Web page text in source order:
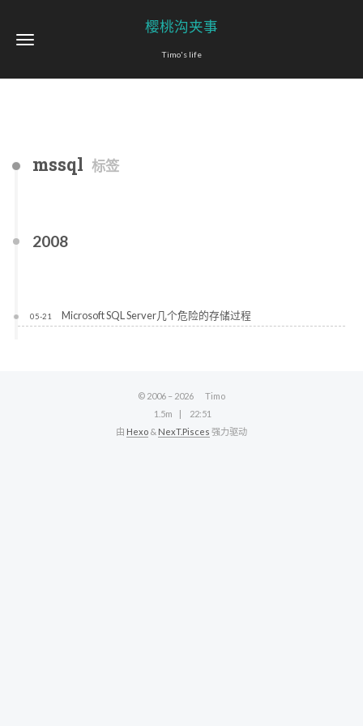
樱桃沟夹事
Timo's life
mssql 标签
2008
05-21 Microsoft SQL Server几个危险的存储过程
© 2006 – 2026
Timo
1.5m
22:51
由 Hexo & NexT.Pisces 强力驱动